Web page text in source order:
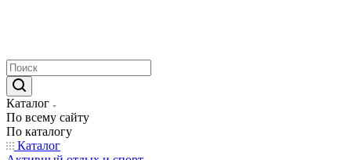
Каталог
По всему сайту
По каталогу
Каталог